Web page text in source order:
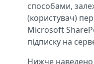
способами,
(користувач)
Microsoft
підписку на
Нижче наведено